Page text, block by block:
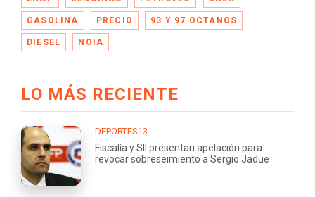
GASOLINA PRECIO 93 Y 97 OCTANOS
DIESEL NOIA
LO MÁS RECIENTE
DEPORTES13
Fiscalía y SII presentan apelación para
revocar sobreseimiento a Sergio Jadue